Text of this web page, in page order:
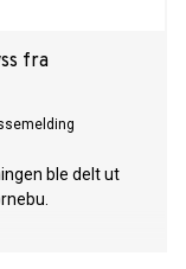
fra
ble delt ut